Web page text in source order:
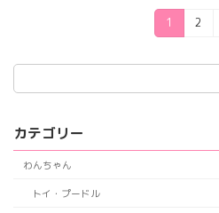
の
ペ
ー
ジ
固
定
ー
1
固
ー
2
カテゴリー
わんちゃん
トイ・プードル